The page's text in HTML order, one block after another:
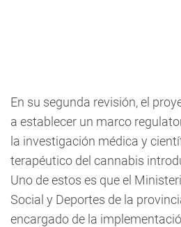
En su segunda revisión, el
a establecer un marco
la investigación médica y
terapéutico del cannabis
Uno de estos es que el
Social y Deportes de la
encargado de la